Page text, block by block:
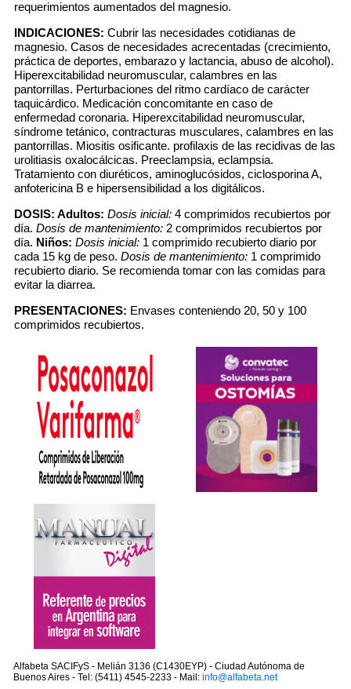
requerimientos aumentados del magnesio.
INDICACIONES: Cubrir las necesidades cotidianas de
magnesio. Casos de necesidades acrecentadas (crecimiento,
práctica de deportes, embarazo y lactancia, abuso de alcohol).
Hiperexcitabilidad neuromuscular, calambres en las
pantorrillas. Perturbaciones del ritmo cardíaco de carácter
taquicárdico. Medicación concomitante en caso de
enfermedad coronaria. Hiperexcitabilidad neuromuscular,
síndrome tetánico, contracturas musculares, calambres en las
pantorrillas. Miositis osificante. profilaxis de las recidivas de las
urolitiasis oxalocálcicas. Preeclampsia, eclampsia.
Tratamiento con diuréticos, aminoglucósidos, ciclosporina A,
anfotericina B e hipersensibilidad a los digitálicos.
DOSIS: Adultos: Dosis inicial: 4 comprimidos recubiertos por
día. Dosis de mantenimiento: 2 comprimidos recubiertos por
día. Niños: Dosis inicial: 1 comprimido recubierto diario por
cada 15 kg de peso. Dosis de mantenimiento: 1 comprimido
recubierto diario. Se recomienda tomar con las comidas para
evitar la diarrea.
PRESENTACIONES: Envases conteniendo 20, 50 y 100
comprimidos recubiertos.
Alfabeta SACIFyS - Melián 3136 (C1430EYP) - Ciudad Autónoma de
Buenos Aires - Tel: (5411) 4545-2233 - Mail: info@alfabeta.net